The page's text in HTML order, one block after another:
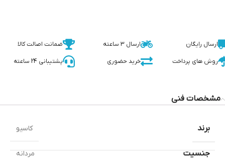
ارسال رایگان ارسال 3 ساعته ضمانت اصالت کالا
روش های پرداخت خرید حضوری پشتیبانی 24 ساعته
مشخصات فنی
جنسیت مردانه
برند کاسیو